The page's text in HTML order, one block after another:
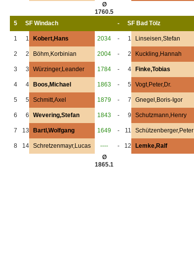
Ø
1760.5
5
SF Windach - SF Bad Tölz
1 1 Kobert,Hans 2034 - 1 Linseisen,Stefan
2 2 Böhm,Korbinian 2004 - 2 Kuckling,Hannah
3 3 Würzinger,Leander 1784 - 4 Finke,Tobias
4 4 Boos,Michael 1863 - 5 Vogt,Peter,Dr.
5 5 Schmitt,Axel 1879 - 7 Gnegel,Boris-Igor
6 6 Wevering,Stefan 1843 - 9 Schutzmann,Henry
7 13 Bartl,Wolfgang 1649 - 11 Schützenberger,Peter
8 14 Schretzenmayr,Lucas ---- - 12 Lemke,Ralf
Ø
1865.1